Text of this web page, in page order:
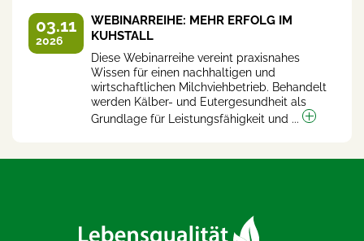
03.11
2026
WEBINARREIHE: MEHR ERFOLG IM
KUHSTALL
Diese Webinarreihe vereint praxisnahes
Wissen für einen nachhaltigen und
wirtschaftlichen Milchviehbetrieb. Behandelt
werden Kälber- und Eutergesundheit als
Grundlage für Leistungsfähigkeit und ...